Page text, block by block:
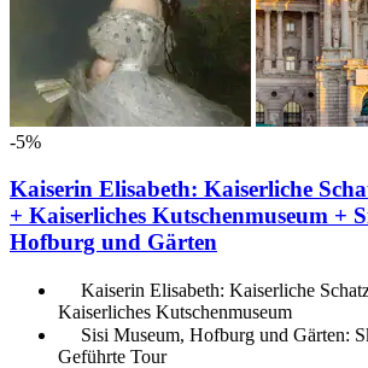
-5%
Kaiserin Elisabeth: Kaiserliche
+ Kaiserliches Kutschenmuseum +
Hofburg und Gärten
Kaiserin Elisabeth: Kaiserliche
Kaiserliches Kutschenmuseum
Sisi Museum, Hofburg und Gärten:
Geführte Tour